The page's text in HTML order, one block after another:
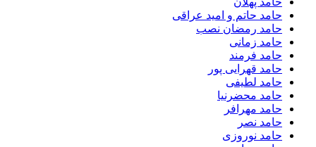
حامد حاتم و امید عراقی
حامد رمضان نصب
حامد زمانی
حامد فرمند
حامد قهرایی پور
حامد لطیفی
حامد محضرنیا
حامد مهرافر
حامد نصر
حامد نوروزی